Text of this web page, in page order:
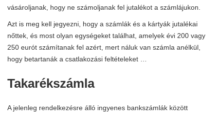
vásároljanak, hogy ne számoljanak fel jutalékot a számlájukon.
Azt is meg kell jegyezni, hogy a számlák és a kártyák jutalékai
nőttek, és most olyan egységeket találhat, amelyek évi 200 vagy
250 eurót számítanak fel azért, mert náluk van számla anélkül,
hogy betartanák a csatlakozási feltételeket …
Takarékszámla
A jelenleg rendelkezésre álló ingyenes bankszámlák között